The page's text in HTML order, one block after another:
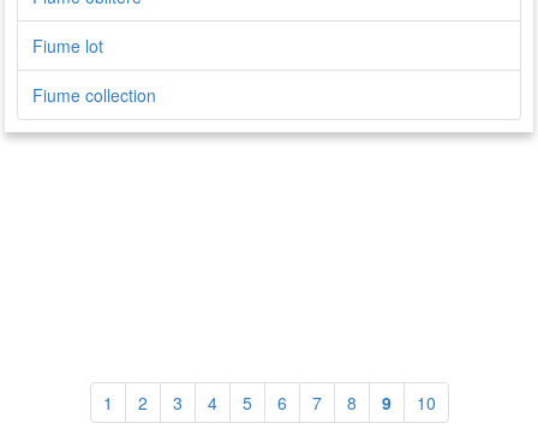
Fiume lot
Fiume collection
1 2 3 4 5 6 7 8 9 10